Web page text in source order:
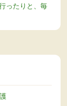
ったりと、毎